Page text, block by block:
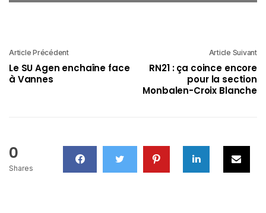
Article Précédent
Le SU Agen enchaîne face
à Vannes
Article Suivant
RN21 : ça coince encore
pour la section
Monbalen-Croix Blanche
0
Shares